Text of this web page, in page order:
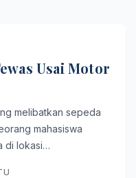
Usai Motor
melibatkan sepeda
mahasiswa
di lokasi…